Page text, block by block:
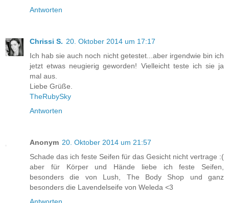
Antworten
Chrissi S. 20. Oktober 2014 um 17:17
Ich hab sie auch noch nicht getestet...aber irgendwie bin ich
jetzt etwas neugierig geworden! Vielleicht teste ich sie ja
mal aus.
Liebe Grüße.
TheRubySky
Antworten
Anonym 20. Oktober 2014 um 21:57
Schade das ich feste Seifen für das Gesicht nicht vertrage :(
aber für Körper und Hände liebe ich feste Seifen,
besonders die von Lush, The Body Shop und ganz
besonders die Lavendelseife von Weleda <3